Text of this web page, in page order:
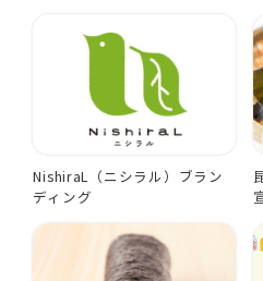
NishiraL（ニシラル）ブラン
ディング